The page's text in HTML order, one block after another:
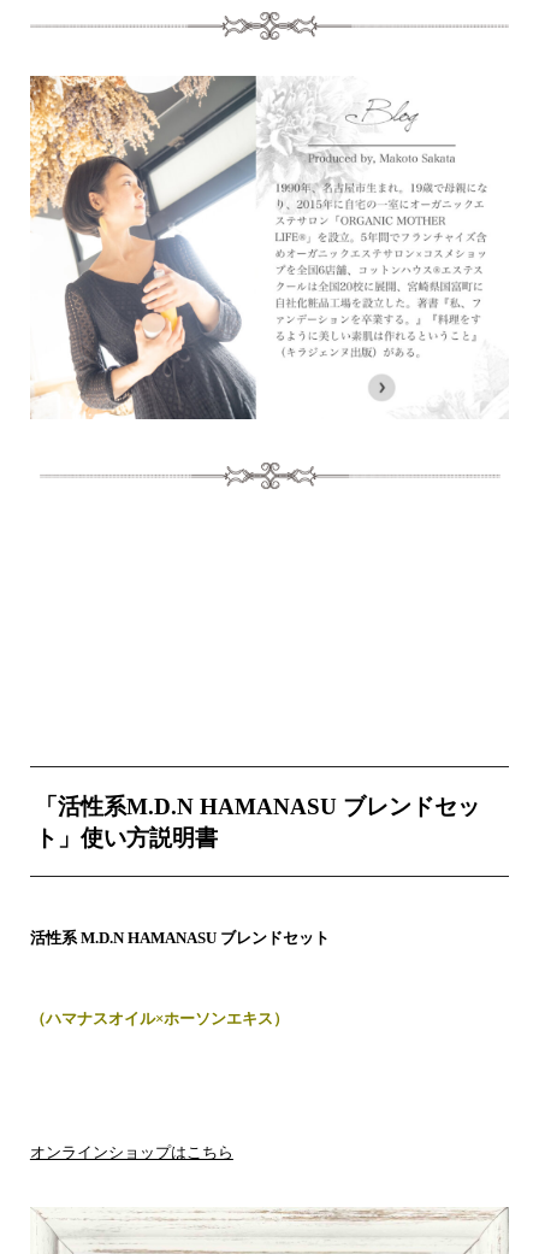
「活性系M.D.N HAMANASU ブレンドセッ
ト」使い方説明書
活性系 M.D.N HAMANASU ブレンドセット
（ハマナスオイル×ホーソンエキス）
オンラインショップはこちら